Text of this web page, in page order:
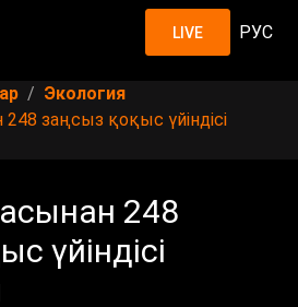
LIVE РУС
Экология
заңсыз қоқыс үйіндісі
248
үйіндісі